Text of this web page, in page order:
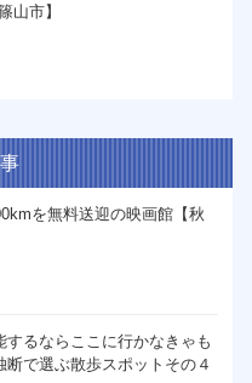
山市】
を無料送迎の映画館【秋
するならここに行かなきゃも
断で選ぶ散歩スポットその４